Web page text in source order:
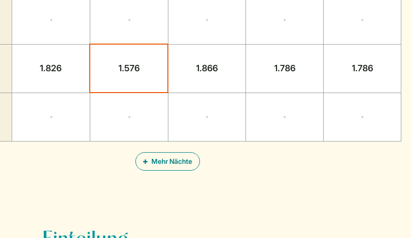
Mehr Nächte
- - - - -
1.826 1.576 1.866 1.786 1.786
- - - - -